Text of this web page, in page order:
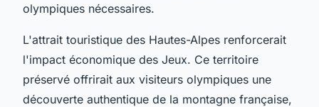
olympiques nécessaires.
L'attrait touristique des Hautes-Alpes renforcerait
l'impact économique des Jeux. Ce territoire
préservé offrirait aux visiteurs olympiques une
découverte authentique de la montagne française,